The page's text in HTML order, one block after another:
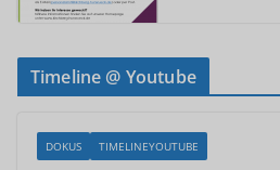
Timeline @ Youtube
DOKUS TIMELINEYOUTUBE